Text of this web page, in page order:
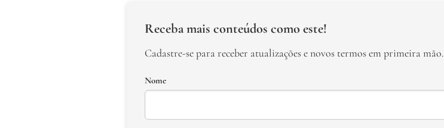
Receba mais conteúdos como este!
Cadastre-se para receber atualizações e novos termos em primeira mão.
Nome